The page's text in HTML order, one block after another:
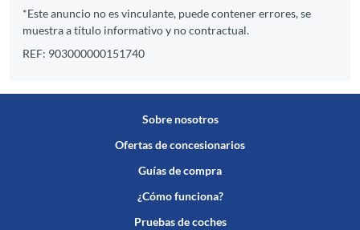
*Este anuncio no es vinculante, puede contener errores, se
muestra a título informativo y no contractual.
REF: 903000000151740
Sobre nosotros
Ofertas de concesionarios
Guías de compra
¿Cómo funciona?
Pruebas de coches